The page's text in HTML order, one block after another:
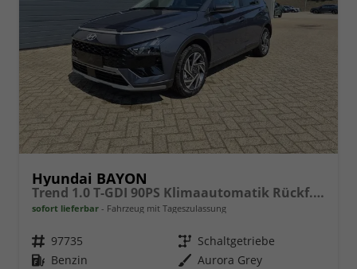
Hyundai BAYON
Trend 1.0 T-GDI 90PS Klimaautomatik Rückf.Kamera Parksensoren Sitzheizung Lenkradheizung Bluetooth Touchscreen Tempomat Apple CarPlay + Android Auto 16"LM
sofort lieferbar Fahrzeug mit Tageszulassung
Fahrzeugnr. 97735 Getriebe Schaltgetriebe
Kraftstoff Benzin Außenfarbe Aurora Grey